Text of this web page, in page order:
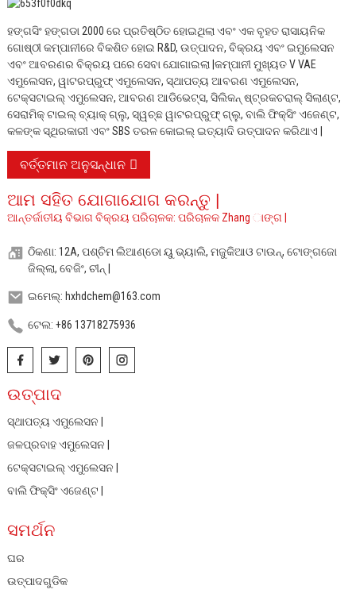
ହଙ୍ଗସିଂ ହଙ୍ଗଡା 2000 ରେ ପ୍ରତିଷ୍ଠିତ ହୋଇଥିଲା ଏବଂ ଏକ ବୃହତ ରାସାୟନିକ
ଗୋଷ୍ଠୀ କମ୍ପାନୀରେ ବିକଶିତ ହୋଇ R&D, ଉତ୍ପାଦନ, ବିକ୍ରୟ ଏବଂ ଇମୁଲେସନ
ଏବଂ ଆବରଣର ବିକ୍ରୟ ପରେ ସେବା ଯୋଗାଇଲା | କମ୍ପାନୀ ମୁଖ୍ୟତ V VAE
ଏମୁଲେସନ, ୱାଟରପ୍ରୁଫ୍ ଏମୁଲେସନ, ସ୍ଥାପତ୍ୟ ଆବରଣ ଏମୁଲେସନ,
ଟେକ୍ସଟାଇଲ୍ ଏମୁଲେସନ, ଆବରଣ ଆଡିଭେଟ୍ସ, ସିଲିକନ୍ ଷ୍ଟ୍ରକଚରାଲ୍ ସିଲାଣ୍ଟ,
ସେରାମିକ୍ ଟାଇଲ୍ ବ୍ୟାକ୍ ଗ୍ଲୁ, ସ୍ୱଚ୍ଛ ୱାଟରପ୍ରୁଫ୍ ଗ୍ଲୁ, ବାଲି ଫିକ୍ସିଂ ଏଜେଣ୍ଟ,
କଳଙ୍କ ସ୍ଥିରକାରୀ ଏବଂ SBS ତରଳ କୋଇଲ୍ ଇତ୍ୟାଦି ଉତ୍ପାଦନ କରିଥାଏ |
ବର୍ତ୍ତମାନ ଅନୁସନ୍ଧାନ
ଆମ ସହିତ ଯୋଗାଯୋଗ କରନ୍ତୁ |
ଆନ୍ତର୍ଜାତୀୟ ବିଭାଗ ବିକ୍ରୟ ପରିଚାଳକ: ପରିଚାଳକ Zhang ାଙ୍ଗ |
ଠିକଣା: 12A, ପଶ୍ଚିମ ଲିଆଣ୍ଡୋ ୟୁ ଭ୍ୟାଲି, ମଜୁକିଆଓ ଟାଉନ୍, ଟୋଙ୍ଗଜୋ
ଜିଲ୍ଲା, ବେଜିଂ, ଚୀନ୍ |
ଇମେଲ୍: hxhdchem@163.com
ଟେଲ: +86 13718275936
ଉତ୍ପାଦ
ସ୍ଥାପତ୍ୟ ଏମୁଲେସନ |
ଜଳପ୍ରବାହ ଏମୁଲେସନ |
ଟେକ୍ସଟାଇଲ୍ ଏମୁଲେସନ |
ବାଲି ଫିକ୍ସିଂ ଏଜେଣ୍ଟ |
ସମର୍ଥନ
ଘର
ଉତ୍ପାଦଗୁଡିକ